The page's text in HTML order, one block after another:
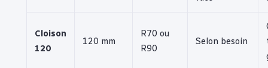
Cloison
120
120 mm
R70 ou
R90
Selon besoin